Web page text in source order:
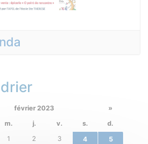
février 2023
»
m. j. v. s.
d.
1 2 3 4
5